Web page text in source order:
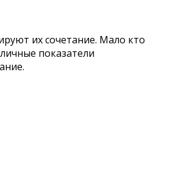
их сочетание. Мало кто
показатели